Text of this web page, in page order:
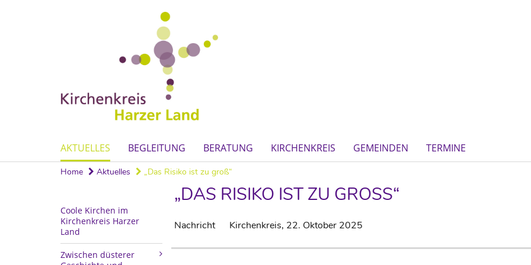
AKTUELLES BEGLEITUNG BERATUNG KIRCHENKREIS GEMEINDEN TERMINE
Home Aktuelles „Das Risiko ist zu groß“
Coole Kirchen im
Kirchenkreis Harzer
Land
Zwischen düsterer
„DAS RISIKO IST ZU GROSS“
Nachricht Kirchenkreis, 22. Oktober 2025